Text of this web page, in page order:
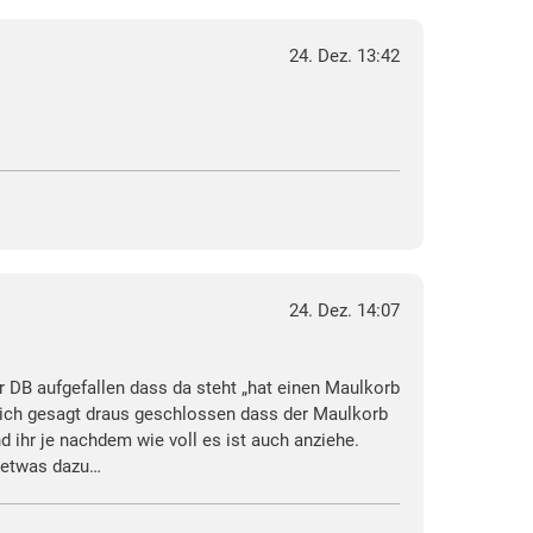
24. Dez. 13:42
24. Dez. 14:07
aufgefallen dass da steht „hat einen Maulkorb
gesagt draus geschlossen dass der Maulkorb
ihr je nachdem wie voll es ist auch anziehe.
dazu…